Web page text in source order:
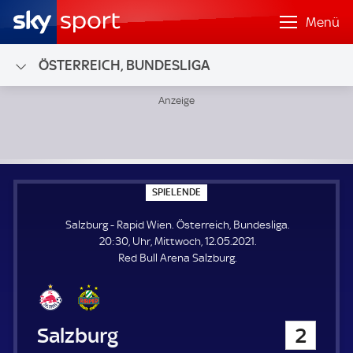
Menü
ÖSTERREICH, BUNDESLIGA
SPIELENDE
P
E
L
E
N
Salzburg - Rapid Wien. Österreich, Bundesliga.
20:30, Uhr, Mittwoch, 12.05.2021.
Red Bull Arena Salzburg.
Salzburg 2